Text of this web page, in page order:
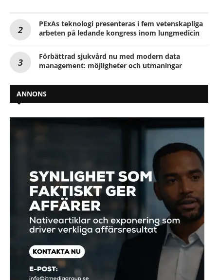
PExAs teknologi presenteras i fem vetenskapliga
arbeten på ledande kongress inom lungmedicin
Förbättrad sjukvård nu med modern data
management: möjligheter och utmaningar
ANNONS